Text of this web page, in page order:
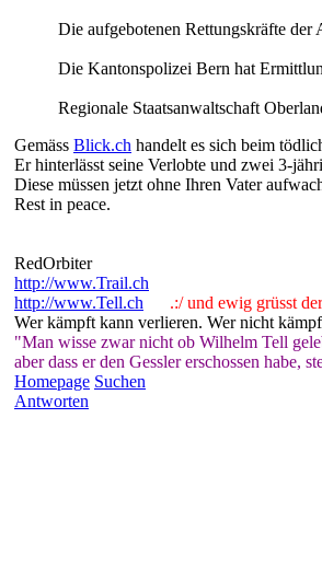
Die aufgebotenen Rettungskräfte
Die Kantonspolizei Bern hat
Regionale Staatsanwaltschaft
Gemäss Blick.ch handelt es sich beim
Er hinterlässt seine Verlobte und zwei 3-
Diese müssen jetzt ohne Ihren Vater
Rest in peace.
RedOrbiter
http://www.Trail.ch
http://www.Tell.ch
.:/ und ewig grüsst
Wer kämpft kann verlieren. Wer nicht
"Man wisse zwar nicht ob Wilhelm Tell
aber dass er den Gessler erschossen habe,
Homepage Suchen
Antworten